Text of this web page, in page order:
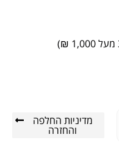
מדיניות החלפה
והחזרה